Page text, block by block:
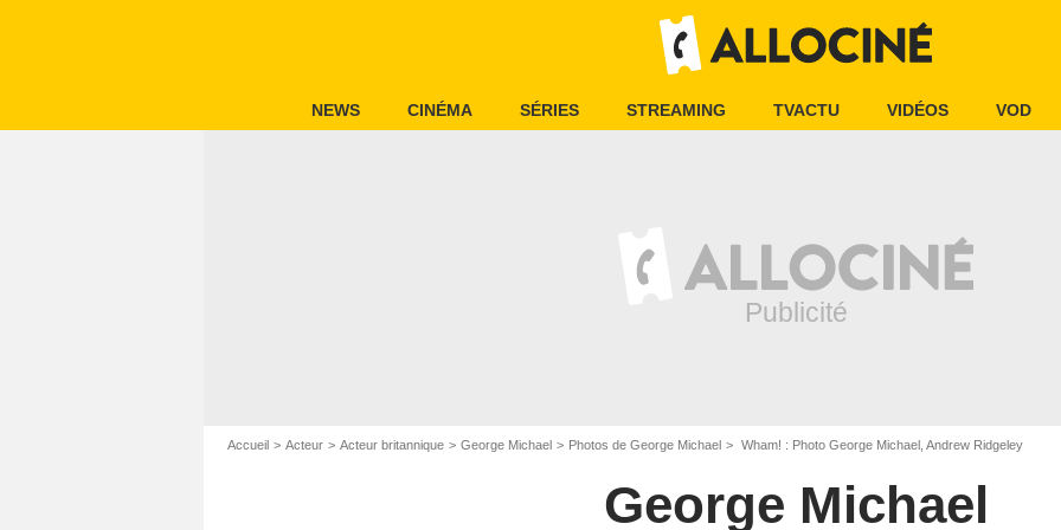
NEWS CINÉMA SÉRIES STREAMING TVACTU VIDÉOS VOD
Accueil Acteur Acteur britannique George Michael Photos de George Michael Wham! : Photo George Michael, Andrew Ridgeley
George Michael